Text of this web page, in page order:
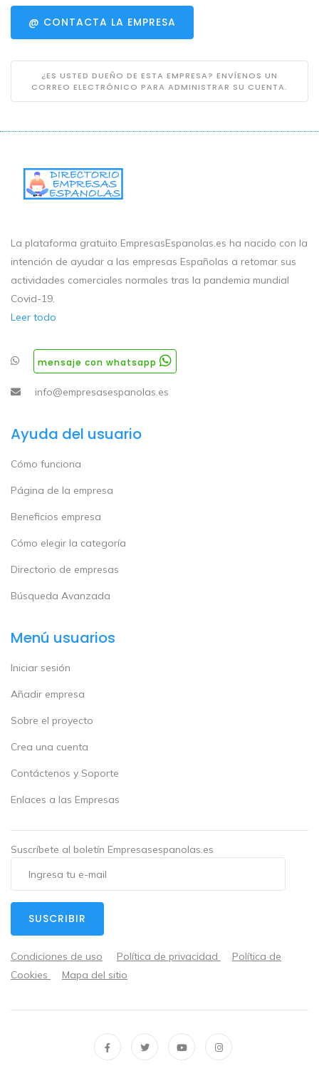
@ CONTACTA LA EMPRESA
¿ES USTED DUEÑO DE ESTA EMPRESA? ENVÍENOS UN
CORREO ELECTRÓNICO PARA ADMINISTRAR SU CUENTA.
La plataforma gratuito EmpresasEspanolas.es ha nacido con la
intención de ayudar a las empresas Españolas a retomar sus
actividades comerciales normales tras la pandemia mundial
Covid-19.
Leer todo
mensaje con whatsapp
info@empresasespanolas.es
Ayuda del usuario
Cómo funciona
Página de la empresa
Beneficios empresa
Cómo elegir la categoría
Directorio de empresas
Búsqueda Avanzada
Menú usuarios
Iniciar sesión
Añadir empresa
Sobre el proyecto
Crea una cuenta
Contáctenos y Soporte
Enlaces a las Empresas
Suscríbete al boletín Empresasespanolas.es
Condiciones de uso Política de privacidad
Política de
Cookies
Mapa del sitio
SUSCRIBIR